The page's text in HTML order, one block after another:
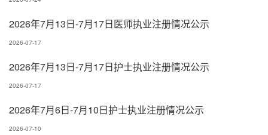
2026年7月13日-7月17日医师执业注册情况公示
2026-07-17
2026年7月13日-7月17日护士执业注册情况公示
2026-07-17
2026年7月6日-7月10日护士执业注册情况公示
2026-07-10